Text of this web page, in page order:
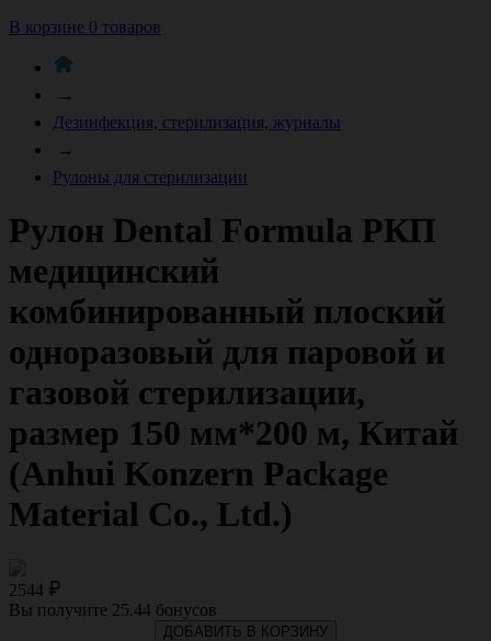
В корзине 0 товаров
→
Дезинфекция, стерилизация, журналы
→
Рулоны для стерилизации
Рулон Dental Formula РКП
медицинский
комбинированный плоский
одноразовый для паровой и
газовой стерилизации,
размер 150 мм*200 м, Китай
(Anhui Konzern Package
Material Co., Ltd.)
2544
Вы получите 25.44 бонусов
ДОБАВИТЬ В КОРЗИНУ